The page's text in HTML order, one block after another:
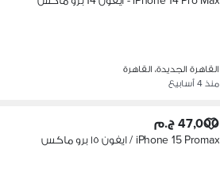
القاهرة الجديدة، القاهرة
منذ 4 أسابيع
47,000 ج.م
iPhone 15 Promax / ايفون ١٥ برو ماكس